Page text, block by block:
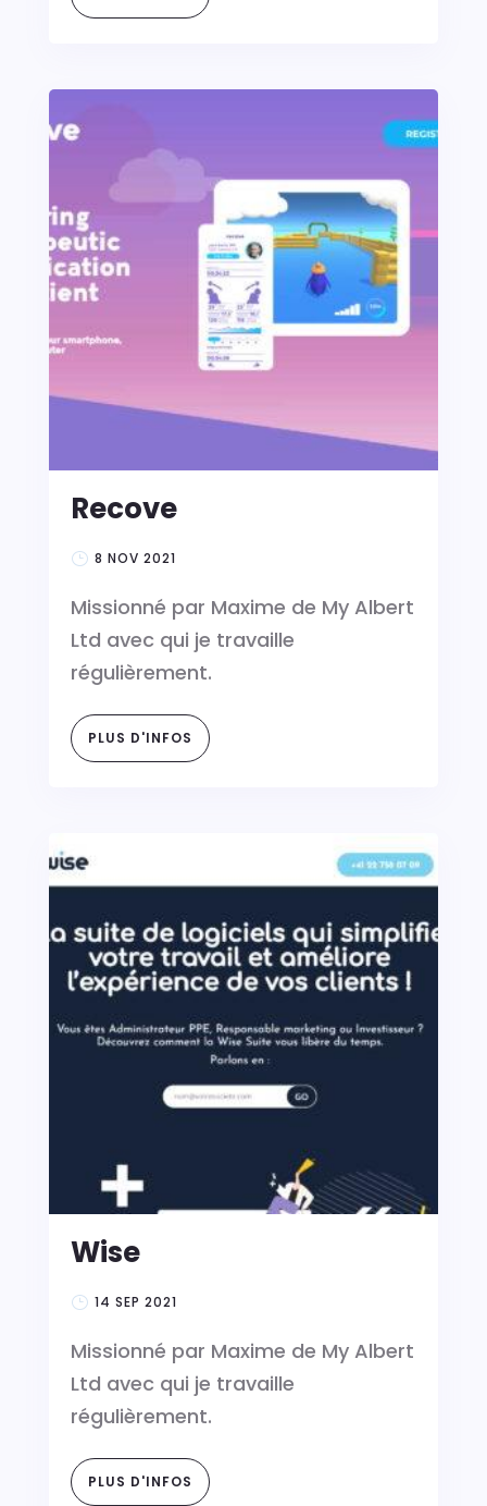
Recove
8 NOV 2021
Missionné par Maxime de My Albert
Ltd avec qui je travaille
régulièrement.
PLUS D'INFOS
Wise
14 SEP 2021
Missionné par Maxime de My Albert
Ltd avec qui je travaille
régulièrement.
PLUS D'INFOS